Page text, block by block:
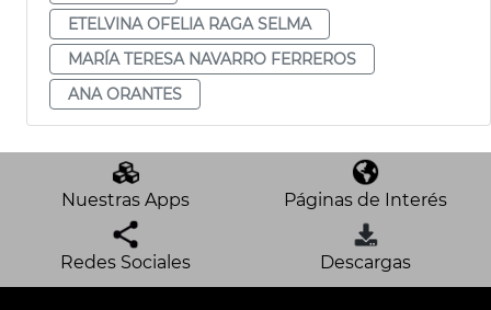
ETELVINA OFELIA RAGA SELMA
MARÍA TERESA NAVARRO FERREROS
ANA ORANTES
Nuestras Apps Páginas de Interés
Redes Sociales Descargas